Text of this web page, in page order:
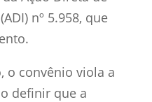
nº 5.958, que
o convênio viola a
definir que a